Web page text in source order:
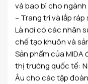
và bao bì cho ngành
– Trang trí và lắp
Là nơi có các nhân
chế tạo khuôn và
Sản phẩm của
thị trường quốc tế:
Âu cho các tập